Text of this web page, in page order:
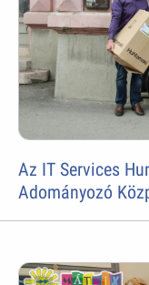
Az IT Services
Adományozó